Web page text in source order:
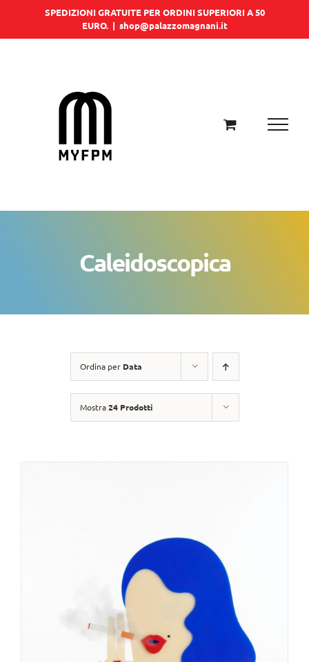
SPEDIZIONI GRATUITE PER ORDINI SUPERIORI A 50
EURO. | shop@palazzomagnani.it
Caleidoscopica
Ordina per Data
Mostra24 Prodotti